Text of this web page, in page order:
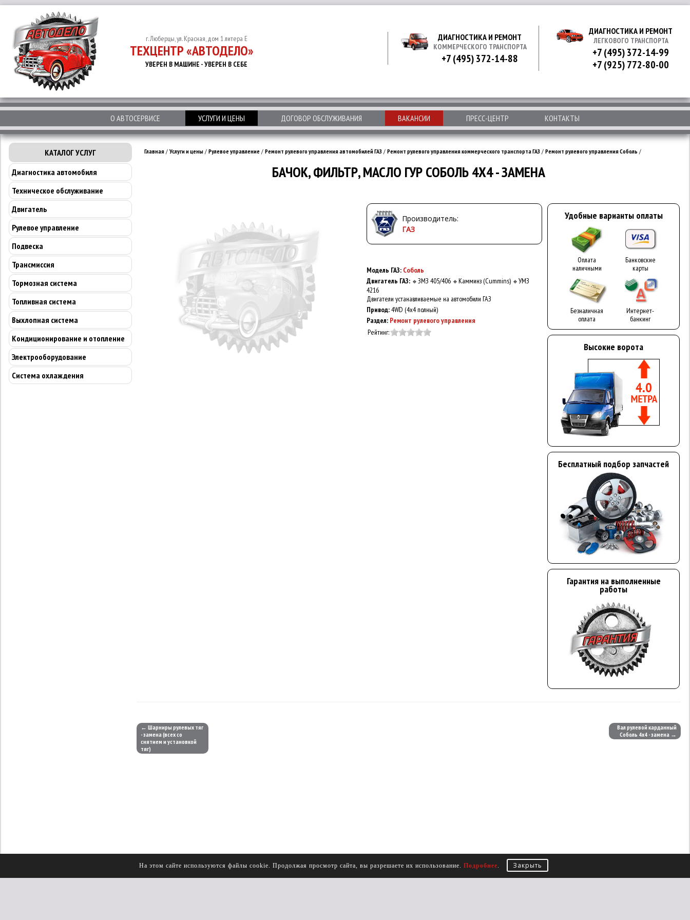
г. Люберцы, ул. Красная, дом 1 литера Е
ТЕХЦЕНТР «АВТОДЕЛО»
УВЕРЕН В МАШИНЕ - УВЕРЕН В СЕБЕ
ДИАГНОСТИКА И РЕМОНТ
КОММЕРЧЕСКОГО ТРАНСПОРТА
+7 (495) 372-14-88
ДИАГНОСТИКА И РЕМОНТ
ЛЕГКОВОГО ТРАНСПОРТА
+7 (495) 372-14-99
+7 (925) 772-80-00
О АВТОСЕРВИСЕ УСЛУГИ И ЦЕНЫ ДОГОВОР ОБСЛУЖИВАНИЯ ВАКАНСИИ ПРЕСС-ЦЕНТР КОНТАКТЫ
КАТАЛОГ УСЛУГ
Диагностика автомобиля
Техническое обслуживание
Двигатель
Рулевое управление
Подвеска
Трансмиссия
Тормозная система
Топливная система
Выхлопная система
Кондиционирование и отопление
Электрооборудование
Система охлаждения
Главная / Услуги и цены / Рулевое управление / Ремонт рулевого управления автомобилей ГАЗ / Ремонт рулевого управления коммерческого транспорта ГАЗ / Ремонт рулевого управления Соболь /
БАЧОК, ФИЛЬТР, МАСЛО ГУР СОБОЛЬ 4Х4 - ЗАМЕНА
Производитель:
ГАЗ
Модель ГАЗ: Соболь
Двигатель ГАЗ: 🔹 ЗМЗ 405/406 🔹 Камминз (Cummins) 🔹 УМЗ
4216
Двигатели устанавливаемые на автомобили ГАЗ
Привод:4WD (4x4 полный)
Раздел: Ремонт рулевого управления
Рейтинг:
Удобные варианты оплаты
Оплата
наличными
Банковские
карты
Безналичная
оплата
Интернет-
банкинг
Высокие ворота
Бесплатный подбор запчастей
Гарантия на выполненные
работы
← Шарниры рулевых тяг
- замена (всех со
снятием и установкой
тяг)
Вал рулевой карданный
Соболь 4х4 - замена →
На этом сайте используются файлы cookie. Продолжая просмотр сайта, вы разрешаете их использование. Подробнее. Закрыть